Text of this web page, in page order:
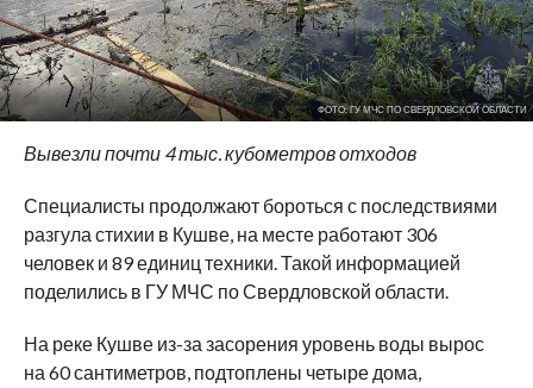
ФОТО: ГУ МЧС ПО СВЕРДЛОВСКОЙ ОБЛАСТИ
Вывезли почти 4 тыс. кубометров отходов
Специалисты продолжают бороться с последствиями
разгула стихии в Кушве, на месте работают 306
человек и 89 единиц техники. Такой информацией
поделились в ГУ МЧС по Свердловской области.
На реке Кушве из-за засорения уровень воды вырос
на 60 сантиметров, подтоплены четыре дома,